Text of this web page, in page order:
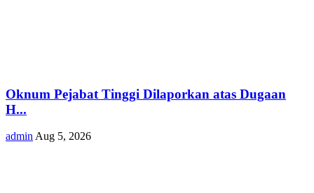
Oknum Pejabat Tinggi Dilaporkan atas Dugaan
H...
admin Aug 5, 2026